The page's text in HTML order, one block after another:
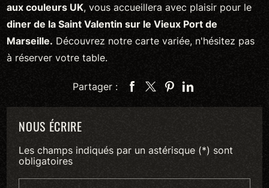
aux couleurs UK, vous accueillera avec plaisir pour le
diner de la Saint Valentin sur le Vieux Port de
Marseille. Découvrez notre carte variée, n'hésitez pas
à réserver votre table.
Partager :
NOUS ÉCRIRE
Les champs indiqués par un astérisque (*) sont
obligatoires